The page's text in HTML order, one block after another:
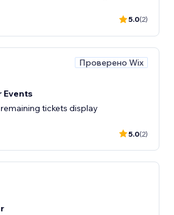
5.0(2)
Проверено Wix
Events
tickets display
5.0(2)